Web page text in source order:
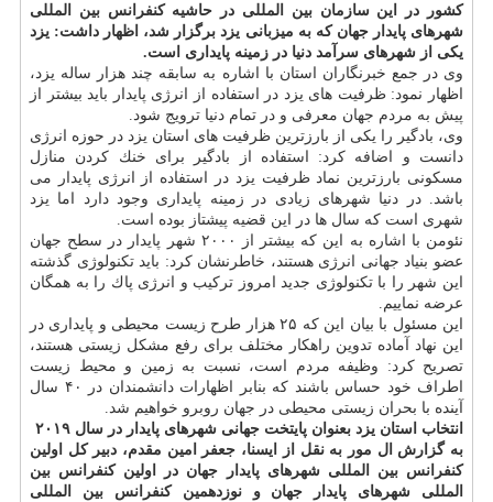
كشور در این سازمان بین المللی در حاشیه كنفرانس بین المللی
شهرهای پایدار جهان كه به میزبانی یزد برگزار شد، اظهار داشت: یزد
یكی از شهرهای سرآمد دنیا در زمینه پایداری است.
وی در جمع خبرنگاران استان با اشاره به سابقه چند هزار ساله یزد،
اظهار نمود: ظرفیت های یزد در استفاده از انرژی پایدار باید بیشتر از
پیش به مردم جهان معرفی و در تمام دنیا ترویج شود.
وی، بادگیر را یكی از بارزترین ظرفیت های استان یزد در حوزه انرژی
دانست و اضافه كرد: استفاده از بادگیر برای خنك كردن منازل
مسكونی بارزترین نماد ظرفیت یزد در استفاده از انرژی پایدار می
باشد. در دنیا شهرهای زیادی در زمینه پایداری وجود دارد اما یزد
شهری است كه سال ها در این قضیه پیشتاز بوده است.
نئومن با اشاره به این كه بیشتر از ۲۰۰۰ شهر پایدار در سطح جهان
عضو بنیاد جهانی انرژی هستند، خاطرنشان كرد: باید تكنولوژی گذشته
این شهر را با تكنولوژی جدید امروز تركیب و انرژی پاك را به همگان
عرضه نماییم.
این مسئول با بیان این كه ۲۵ هزار طرح زیست محیطی و پایداری در
این نهاد آماده تدوین راهكار مختلف برای رفع مشكل زیستی هستند،
تصریح كرد: وظیفه مردم است، نسبت به زمین و محیط زیست
اطراف خود حساس باشند كه بنابر اظهارات دانشمندان در ۴۰ سال
آینده با بحران زیستی محیطی در جهان روبرو خواهیم شد.
انتخاب استان یزد بعنوان پایتخت جهانی شهرهای پایدار در سال ۲۰۱۹
به گزارش ال مور به نقل از ایسنا، جعفر امین مقدم، دبیر كل اولین
كنفرانس بین المللی شهرهای پایدار جهان در اولین كنفرانس بین
المللی شهرهای پایدار جهان و نوزدهمین كنفرانس بین المللی